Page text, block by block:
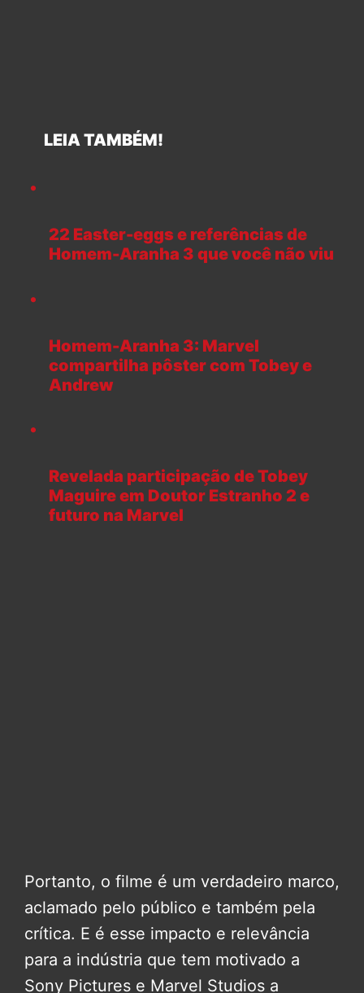
LEIA TAMBÉM!
22 Easter-eggs e referências de
Homem-Aranha 3 que você não viu
Homem-Aranha 3: Marvel
compartilha pôster com Tobey e
Andrew
Revelada participação de Tobey
Maguire em Doutor Estranho 2 e
futuro na Marvel
Portanto, o filme é um verdadeiro marco,
aclamado pelo público e também pela
crítica. E é esse impacto e relevância
para a indústria que tem motivado a
Sony Pictures e Marvel Studios a